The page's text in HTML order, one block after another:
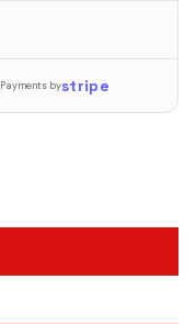
Payments bystripe